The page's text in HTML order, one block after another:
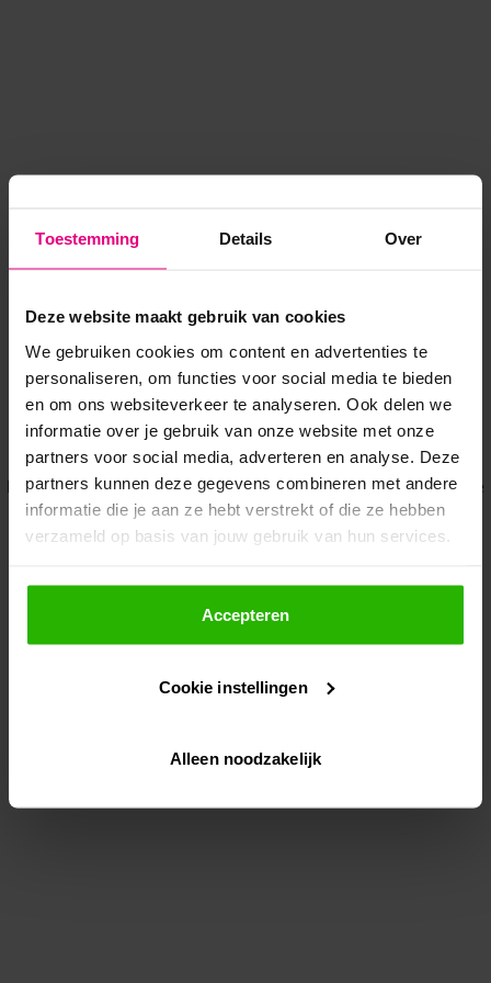
Toestemming Details Over
Deze website maakt gebruik van cookies
We gebruiken cookies om content en advertenties te
personaliseren, om functies voor social media te bieden
en om ons websiteverkeer te analyseren. Ook delen we
informatie over je gebruik van onze website met onze
partners voor social media, adverteren en analyse. Deze
partners kunnen deze gegevens combineren met andere
informatie die je aan ze hebt verstrekt of die ze hebben
verzameld op basis van jouw gebruik van hun services.
Als je op "Accepteer" klikt, dan geef je Voordeeluitjes.nl
toestemming om cookies voor social media en
gepersonaliseerde advertenties te plaatsen.
Lees hier meer over in onsprivacybeleid
Via "Cookie instellingen" kun je ook zelf instellen welke
Accepteren
Cookie instellingen
Alleen noodzakelijk
Application error: a client-side exception has occurred while
loadingwww.voordeeluitjes.nl (see the browser console for more
information).